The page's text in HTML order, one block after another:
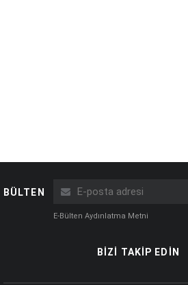
BÜLTEN
E-Bülten Aydınlatma Metni
BİZİ TAKİP EDİN